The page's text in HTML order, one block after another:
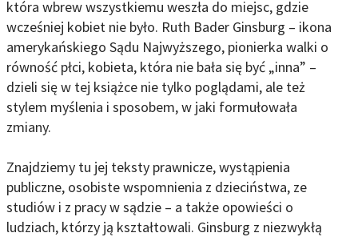
która wbrew wszystkiemu weszła do miejsc, gdzie
wcześniej kobiet nie było. Ruth Bader Ginsburg – ikona
amerykańskiego Sądu Najwyższego, pionierka walki o
równość płci, kobieta, która nie bała się być „inna” –
dzieli się w tej książce nie tylko poglądami, ale też
stylem myślenia i sposobem, w jaki formułowała
zmiany.
Znajdziemy tu jej teksty prawnicze, wystąpienia
publiczne, osobiste wspomnienia z dzieciństwa, ze
studiów i z pracy w sądzie – a także opowieści o
ludziach, którzy ją kształtowali. Ginsburg z niezwykłą